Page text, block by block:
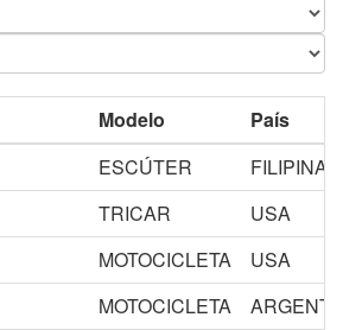
Modelo
País
ESCÚTER
FILIPINAS
TRICAR
USA
MOTOCICLETA
USA
MOTOCICLETA